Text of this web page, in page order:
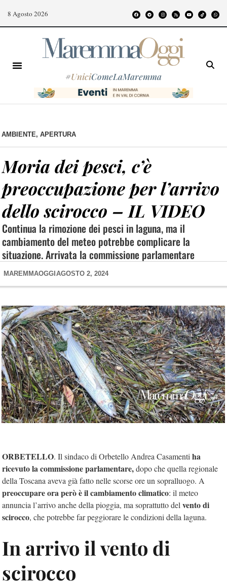
8 Agosto 2026
#UniciComeLaMaremma
AMBIENTE, APERTURA
Moria dei pesci, c’è
preoccupazione per l’arrivo
dello scirocco – IL VIDEO
Continua la rimozione dei pesci in laguna, ma il
cambiamento del meteo potrebbe complicare la
situazione. Arrivata la commissione parlamentare
MAREMMAOGGI AGOSTO 2, 2024
ORBETELLO. Il sindaco di Orbetello Andrea Casamenti ha
ricevuto la commissione parlamentare,dopo che quella regionale
della Toscana aveva già fatto nelle scorse ore un sopralluogo. A
preoccupare ora però è il cambiamento climatico: il meteo
annuncia l’arrivo anche della pioggia, ma soprattutto del vento di
scirocco, che potrebbe far peggiorare le condizioni della laguna.
In arrivo il vento di
scirocco